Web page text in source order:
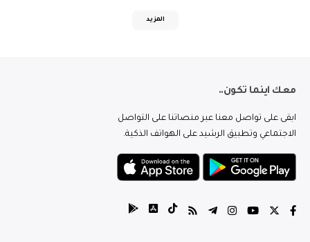
المزيد
معك اينما تكون..
ابقى على تواصل معنا عبر منصاتنا على التواصل
الاجتماعي وتطبيق الرشيد على الهواتف الذكية.